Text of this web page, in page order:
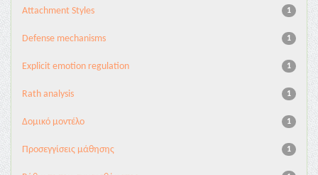
1
Attachment Styles
1
Defense mechanisms
1
Explicit emotion regulation
1
Rath analysis
1
Δομικό μοντέλο
1
Προσεγγίσεις μάθησης